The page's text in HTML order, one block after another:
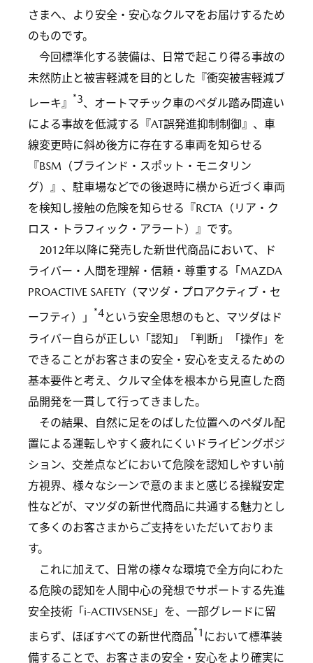
さまへ、より安全・安心なクルマをお届けするため
のものです。
今回標準化する装備は、日常で起こり得る事故の
未然防止と被害軽減を目的とした『衝突被害軽減ブ
レーキ』 *3、オートマチック車のペダル踏み間違い
による事故を低減する『AT誤発進抑制制御』、車
線変更時に斜め後方に存在する車両を知らせる
『BSM（ブラインド・スポット・モニタリン
グ）』、駐車場などでの後退時に横から近づく車両
を検知し接触の危険を知らせる『RCTA（リア・ク
ロス・トラフィック・アラート）』です。
2012年以降に発売した新世代商品において、ド
ライバー・人間を理解・信頼・尊重する「MAZDA
PROACTIVE SAFETY（マツダ・プロアクティブ・セ
ーフティ）」 *4という安全思想のもと、マツダはド
ライバー自らが正しい「認知」「判断」「操作」を
できることがお客さまの安全・安心を支えるための
基本要件と考え、クルマ全体を根本から見直した商
品開発を一貫して行ってきました。
その結果、自然に足をのばした位置へのペダル配
置による運転しやすく疲れにくいドライビングポジ
ション、交差点などにおいて危険を認知しやすい前
方視界、様々なシーンで意のままと感じる操縦安定
性などが、マツダの新世代商品に共通する魅力とし
て多くのお客さまからご支持をいただいておりま
す。
これに加えて、日常の様々な環境で全方向にわた
る危険の認知を人間中心の発想でサポートする先進
安全技術「i-ACTIVSENSE」を、一部グレードに留
まらず、ほぼすべての新世代商品*1 において標準装
備することで、お客さまの安全・安心をより確実に